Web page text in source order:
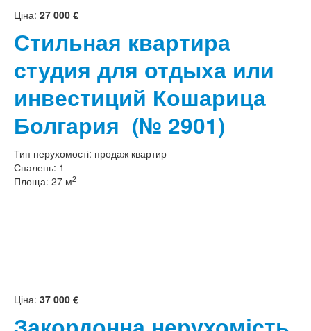
Ціна: 27 000 €
Стильная квартира
студия для отдыха или
инвестиций Кошарица
Болгария (№ 2901)
Тип нерухомості: продаж квартир
Спалень: 1
Площа: 27 м2
Ціна: 37 000 €